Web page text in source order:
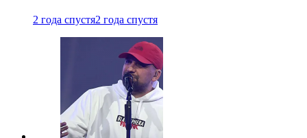
2 года спустя2 года спустя